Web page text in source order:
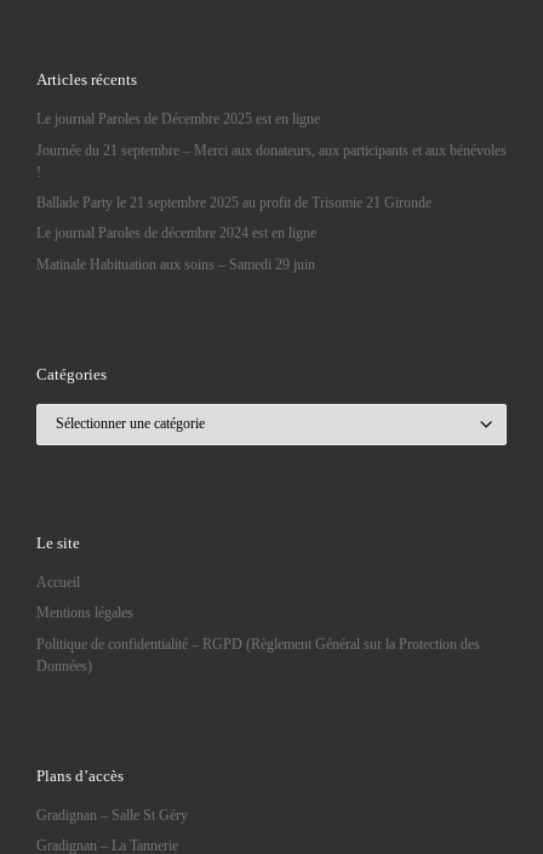
Articles récents
Le journal Paroles de Décembre 2025 est en ligne
Journée du 21 septembre – Merci aux donateurs, aux participants et aux bénévoles
!
Ballade Party le 21 septembre 2025 au profit de Trisomie 21 Gironde
Le journal Paroles de décembre 2024 est en ligne
Matinale Habituation aux soins – Samedi 29 juin
Catégories
Le site
Accueil
Mentions légales
Politique de confidentialité – RGPD (Règlement Général sur la Protection des
Données)
Plans d’accès
Gradignan – Salle St Géry
Gradignan – La Tannerie